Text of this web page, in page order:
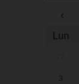
‹
Lun
3